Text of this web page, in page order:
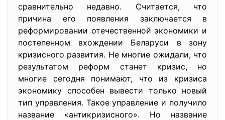
сравнительно недавно. Считается, что
причина его появления заключается в
реформировании отечественной экономики и
постепенном вхождении Беларуси в зону
кризисного развития. Не многие ожидали, что
результатом реформ станет кризис, но
многие сегодня понимают, что из кризиса
экономику способен вывести только новый
тип управления. Такое управление и получило
название «антикризисного». Но название